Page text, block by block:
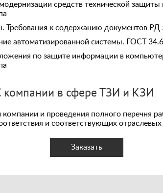
средств технической
Требования к содержанию документов РД
автоматизированной системы. ГОСТ
по защите информации в
компании в сфере ТЗИ и КЗИ
компании и проведения полного перечня
и соответствующих отраслевых
Заказать